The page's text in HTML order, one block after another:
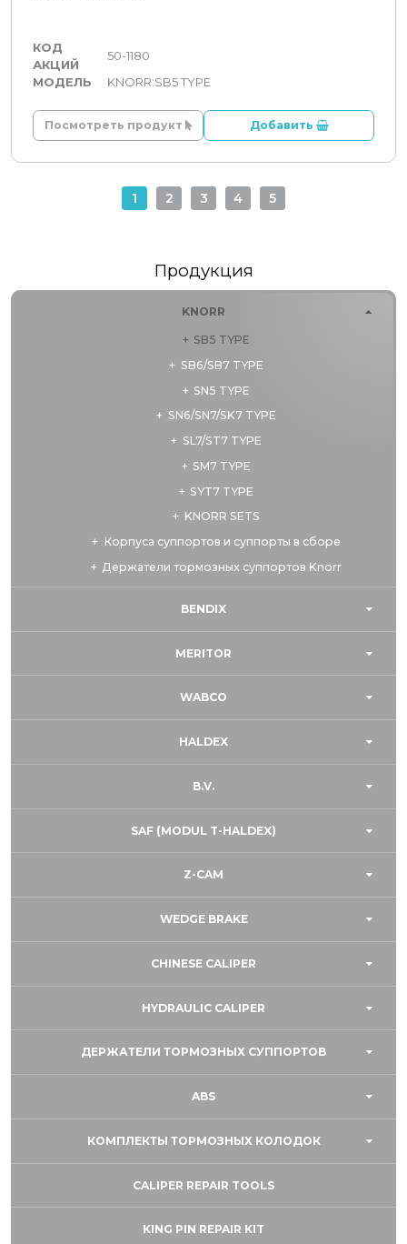
КОД
АКЦИЙ
50-1180
МОДЕЛЬ
KNORR:SB5 TYPE
Посмотреть продукт Добавить
1 2 3 4 5
Продукция
KNORR
SB5 TYPE
SB6/SB7 TYPE
SN5 TYPE
SN6/SN7/SK7 TYPE
SL7/ST7 TYPE
SM7 TYPE
SYT7 TYPE
KNORR SETS
Корпуса суппортов и суппорты в сборе
Держатели тормозных суппортов Knorr
BENDIX
MERITOR
WABCO
HALDEX
B.V.
SAF (MODUL T-HALDEX)
Z-CAM
WEDGE BRAKE
CHINESE CALIPER
HYDRAULIC CALIPER
ДЕРЖАТЕЛИ ТОРМОЗНЫХ СУППОРТОВ
ABS
КОМПЛЕКТЫ ТОРМОЗНЫХ КОЛОДОК
CALIPER REPAIR TOOLS
KING PIN REPAIR KIT